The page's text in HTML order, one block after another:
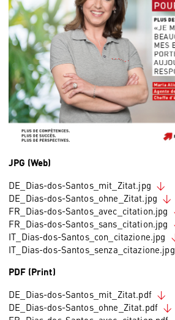
JPG (Web)
DE_Dias-dos-Santos_mit_Zitat.jpg
DE_Dias-dos-Santos_ohne_Zitat.jpg
FR_Dias-dos-Santos_avec_citation.jpg
FR_Dias-dos-Santos_sans_citation.jpg
IT_Dias-dos-Santos_con_citazione.jpg
IT_Dias-dos-Santos_senza_citazione.jpg
PDF (Print)
DE_Dias-dos-Santos_mit_Zitat.pdf
DE_Dias-dos-Santos_ohne_Zitat.pdf